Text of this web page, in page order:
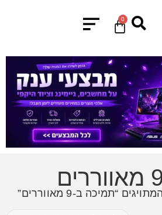
0
“תמיכה ב-9 מאווררים”